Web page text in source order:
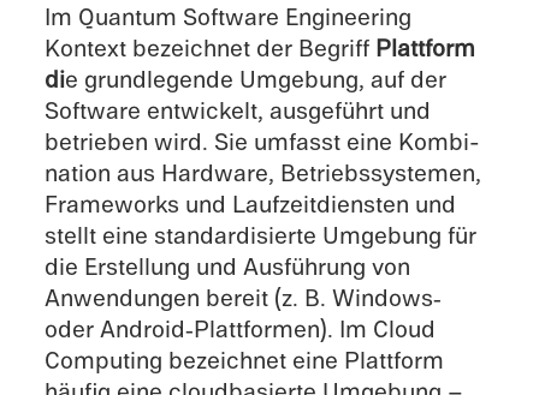
Im Quantum Software Enginee­ring
Kontext bezeich­net der Begriff Platt­form
die grund­le­gende Umgebung, auf der
Software entwi­ckelt, ausge­führt und
betrie­ben wird. Sie umfasst eine Kombi­
na­tion aus Hardware, Betriebs­sys­te­men,
Frame­works und Laufzeit­diens­ten und
stellt eine standar­di­sierte Umgebung für
die Erstel­lung und Ausfüh­rung von
Anwen­dun­gen bereit (z. B. Windows‑
oder Android‑Plattformen). Im Cloud
Compu­ting bezeich­net eine Platt­form